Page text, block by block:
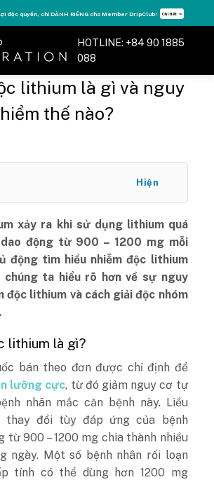
độc quyền, chỉ DÀNH RIÊNG cho Member DripClub! Chi tiết ➝
HOTLINE: +84 90 1885
088
lithium là gì và nguy
hiểm thế nào?
Hiện
xảy ra khi sử dụng lithium quá
động từ 900 – 1200 mg mỗi
động tìm hiểu nhiễm độc lithium
ta hiểu rõ hơn về sự nguy
độc lithium và cách giải độc nhóm
lithium là gì?
bán theo đơn được chỉ định để
lưỡng cực, từ đó giảm nguy cơ tự
nhân mắc căn bệnh này. Liều
thay đổi tùy đáp ứng của bệnh
từ 900 – 1200 mg chia thành nhiều
ngày. Một số bệnh nhân rối loạn
tính có thể dùng hơn 1200 mg